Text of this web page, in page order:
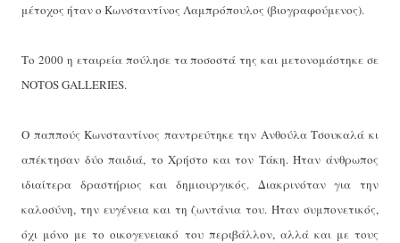
μέτοχος ήταν ο Κωνσταντίνος Λαμπρόπουλος (βιογραφούμενος).
Το 2000 η εταιρεία πούλησε τα ποσοστά της και μετονομάστηκε σε
NOTOS GALLERIES.
Ο παππούς Κωνσταντίνος παντρεύτηκε την Ανθούλα Τσουκαλά κι
απέκτησαν δύο παιδιά, το Χρήστο και τον Τάκη. Ήταν άνθρωπος
ιδιαίτερα δραστήριος και δημιουργικός. Διακρινόταν για την
καλοσύνη, την ευγένεια και τη ζωντάνια του. Ήταν συμπονετικός,
όχι μόνο με το οικογενειακό του περιβάλλον, αλλά και με τους